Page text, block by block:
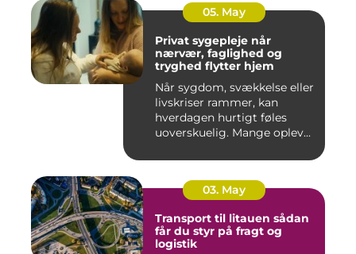
05. May
Privat sygepleje når
nærvær, faglighed og
tryghed flytter hjem
Når sygdom, svækkelse eller
livskriser rammer, kan
hverdagen hurtigt føles
uoverskuelig. Mange oplev...
03. May
Transport til litauen sådan
får du styr på fragt og
logistik